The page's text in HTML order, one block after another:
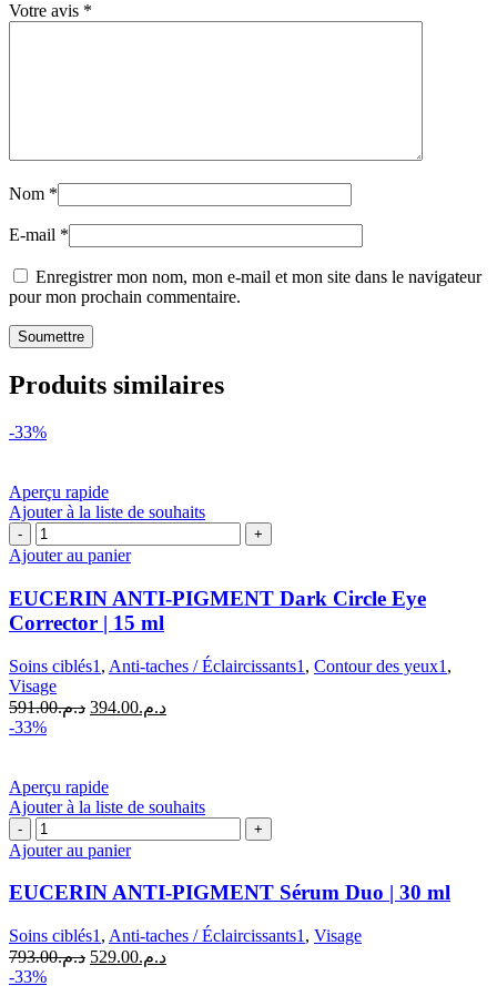
Votre avis *
Nom *
E-mail *
Enregistrer mon nom, mon e-mail et mon site dans le navigateur
pour mon prochain commentaire.
Produits similaires
-33%
Aperçu rapide
Ajouter à la liste de souhaits
quantité
de
EUCERIN
ANTI-
PIGMENT
Dark
Eye
Corrector
|
15
Ajouter au panier
EUCERIN ANTI-PIGMENT Dark Circle Eye
Corrector | 15 ml
Soins ciblés1 , Anti-taches / Éclaircissants1 , Contour des yeux1 ,
Visage
د.م.591.00
Le
د.م.394.00
Le
-33%
Aperçu rapide
Ajouter à la liste de souhaits
quantité
de
EUCERIN
ANTI-
PIGMENT
Sérum
Duo
|
30
Ajouter au panier
EUCERIN ANTI-PIGMENT Sérum Duo | 30 ml
Soins ciblés1 , Anti-taches / Éclaircissants1 , Visage
د.م.793.00
Le
د.م.529.00
Le
-33%